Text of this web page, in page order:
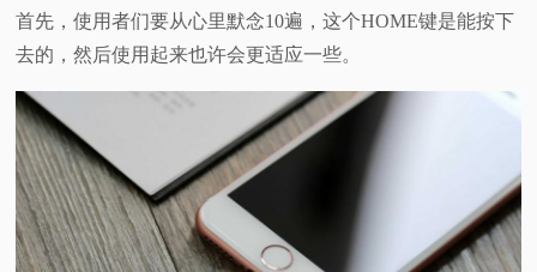
首先，使用者们要从心里默念10遍，这个HOME键是能按下
去的，然后使用起来也许会更适应一些。